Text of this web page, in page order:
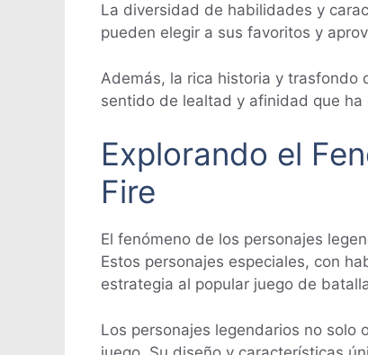
La diversidad de habilidades y
pueden elegir a sus favoritos y
Además, la rica historia y trasfondo
sentido de lealtad y afinidad que
Explorando el
Fire
El fenómeno de los personajes
Estos personajes especiales, con
estrategia al popular juego de
Los personajes legendarios no